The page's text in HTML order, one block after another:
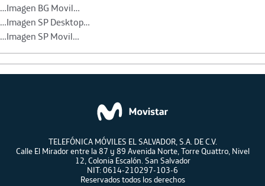
…Imagen BG Movil…
…Imagen SP Desktop…
…Imagen SP Movil…
TELEFÓNICA MÓVILES EL SALVADOR, S.A. DE C.V.
Calle El Mirador entre la 87 y 89 Avenida Norte, Torre Quattro, Nivel
12, Colonia Escalón. San Salvador
NIT: 0614-210297-103-6
Reservados todos los derechos